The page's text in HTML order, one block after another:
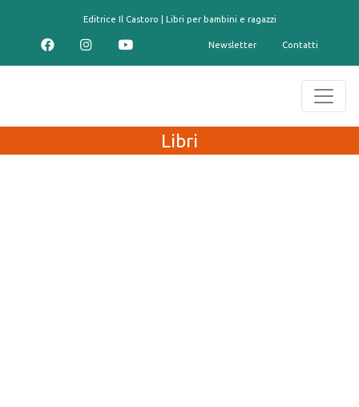
Editrice Il Castoro | Libri per bambini e ragazzi
Newsletter Contatti
Libri